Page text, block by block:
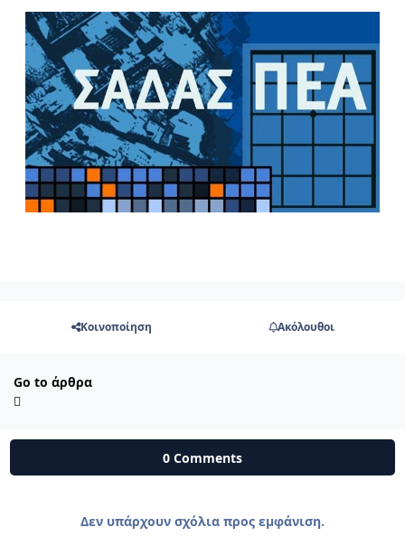
Κοινοποίηση Ακόλουθοι
Go to άρθρα
0 Comments
Δεν υπάρχουν σχόλια προς εμφάνιση.